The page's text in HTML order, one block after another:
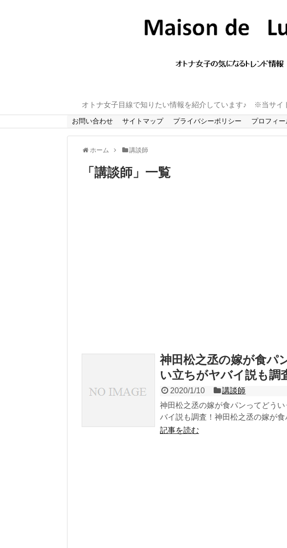
オトナ女子目線で知りたい情報を紹介しています♪ ※当サイ
お問い合わせ サイトマップ プライバシーポリシー プロフィー
ホーム 講談師
「 講談師 」 一覧
神田松之丞の嫁が食パ
い立ちがヤバイ説も調
2020/1/10
講談師
神田松之丞の嫁が食パンってどう
バイ説も調査！神田松之丞の嫁が食
記事を読む